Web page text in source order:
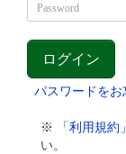
パスワードをお
※ 「利用規約」
い。